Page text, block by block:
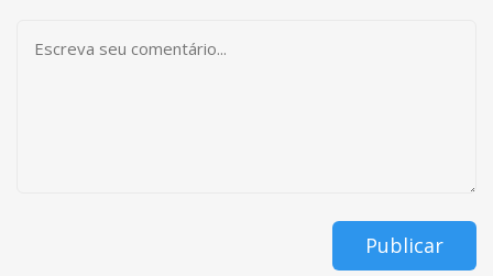
Publicar